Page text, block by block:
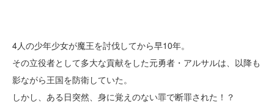
4人の少年少女が魔王を討伐してから早10年。
その立役者として多大な貢献をした元勇者・アルサルは、以降も
影ながら王国を防衛していた。
しかし、ある日突然、身に覚えのない罪で断罪された！？